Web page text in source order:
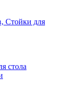
Стойки для
стола